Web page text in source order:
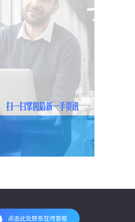
点击此处联系在线客服